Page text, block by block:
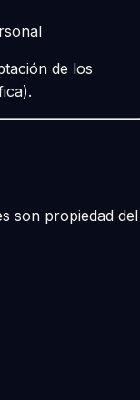
de los
son propiedad del